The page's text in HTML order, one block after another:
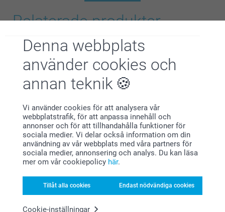
Denna webbplats
använder cookies och
annan teknik
Vi använder cookies för att analysera vår
webbplatstrafik, för att anpassa innehåll och
annonser och för att tillhandahålla funktioner för
sociala medier. Vi delar också information om din
användning av vår webbplats med våra partners för
sociala medier, annonsering och analys. Du kan läsa
mer om vår cookiepolicy här.
Tillåt alla cookies Endast nödvändiga cookies
Cookie-inställningar
Relaterade produkter
Gosedjur
7 varianter
Från 179,00
(49 omdömen)
Memokort
149,00
6 varianter
Från 169,00
(495 omdömen)
Mer än 10 varianter
Från 239,00
(243 omdömen)